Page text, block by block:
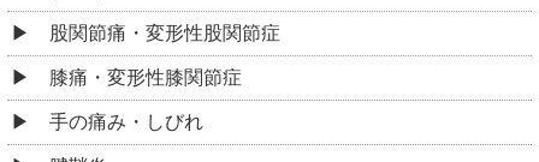
股関節痛・変形性股関節症
膝痛・変形性膝関節症
手の痛み・しびれ